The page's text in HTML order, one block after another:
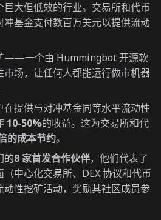
大但低效的行业。交易所和代币
基金支付数百万美元以提供流动
——一个由 Hummingbot 开源软
市场，让任何人都能运行做市机器
在提供与对冲基金同等水平流动性
10-50%的收益。这为交易所和代
的成本节约。
的8 家首发合作伙伴，他们代表了
中心化交易所、DEX 协议和代币
动性挖矿活动，奖励其社区成员参